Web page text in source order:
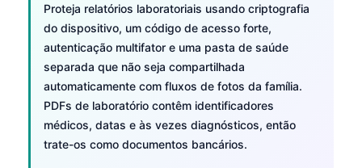
Proteja relatórios laboratoriais usando criptografia
do dispositivo, um código de acesso forte,
autenticação multifator e uma pasta de saúde
separada que não seja compartilhada
automaticamente com fluxos de fotos da família.
PDFs de laboratório contêm identificadores
médicos, datas e às vezes diagnósticos, então
trate-os como documentos bancários.